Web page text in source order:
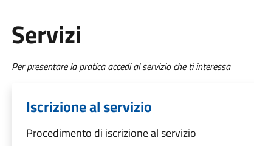
Servizi
Per presentare la pratica accedi al servizio che ti interessa
Iscrizione al servizio
Procedimento di iscrizione al servizio